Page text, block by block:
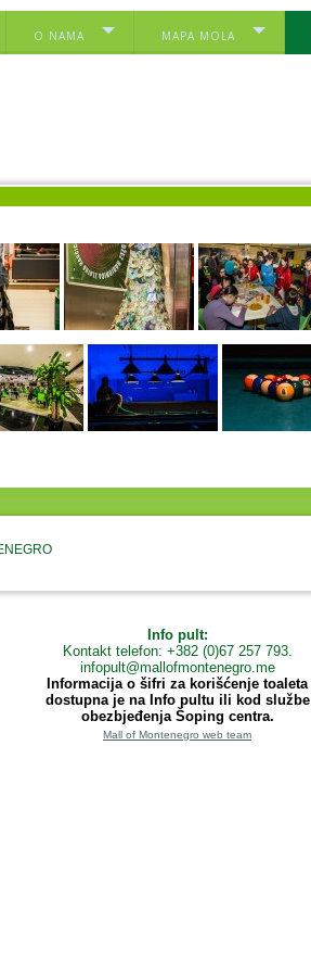
O NAMA MAPA MOLA
Info pult:
Kontakt telefon: +382 (0)67 257 793.
infopult@mallofmontenegro.me
Informacija o šifri za korišćenje toaleta
dostupna je na Info pultu ili kod službe
obezbjeđenja Šoping centra.
Mall of Montenegro web team